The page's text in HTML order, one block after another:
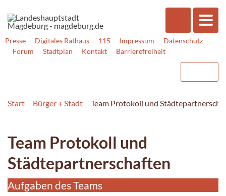
Presse Digitales Rathaus 115 Impressum
Datenschutz
Forum
Stadtplan Kontakt Barrierefreiheit
Start Bürger + Stadt Team Protokoll und
Team Protokoll und
Städtepartnerschaften
Aufgaben des Teams